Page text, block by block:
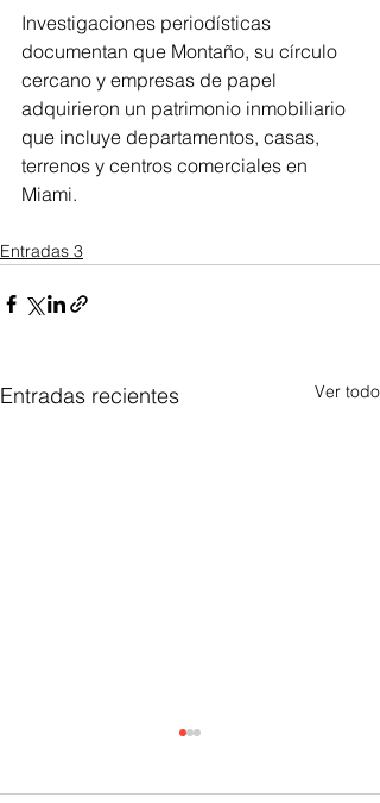
Investigaciones periodísticas
documentan que Montaño, su círculo
cercano y empresas de papel
adquirieron un patrimonio inmobiliario
que incluye departamentos, casas,
terrenos y centros comerciales en
Miami.
Entradas 3
Entradas recientes Ver todo